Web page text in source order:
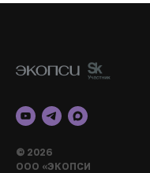
© 2026
ООО «ЭКОПСИ